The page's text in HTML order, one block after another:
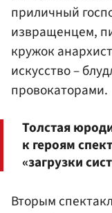
приличный
извращенцем,
кружок
искусство –
провокаторами.
Толстая
к героям
«загрузки
Вторым